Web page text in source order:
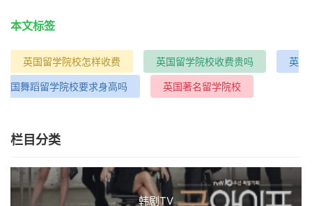
本文标签
英国留学院校怎样收费 英国留学院校收费贵吗 英
国舞蹈留学院校要求身高吗 英国著名留学院校
栏目分类
韩剧TV